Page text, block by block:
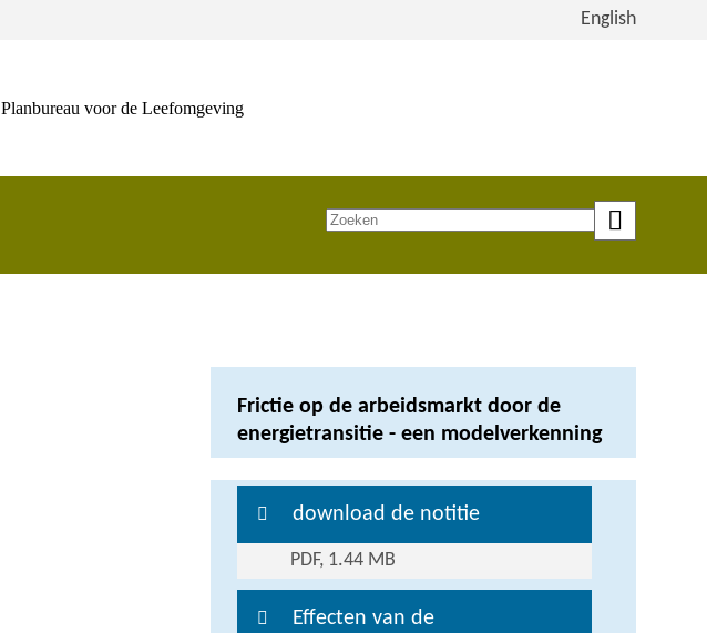
Bekijk
English
Planbureau voor de Leefomgeving
Zoeken
Frictie op de arbeidsmarkt door de
energietransitie - een modelverkenning
PDF, 1.44 MB
download de notitie
Effecten van de